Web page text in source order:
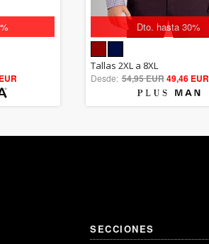
Dto. hasta 30%
5.00
out of 5
Tallas 2XL a 8XL
Desde: 54,95 EUR49,46 EUR
SECCIONES